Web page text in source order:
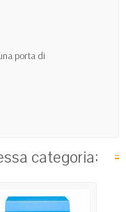
porta di
categoria: